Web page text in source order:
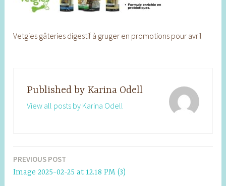
Vetgies gâteries digestif à gruger en promotions pour avril
Published by Karina Odell
View all posts by Karina Odell
Post
navigation
PREVIOUS POST
Image 2025-02-25 at 12.18 PM (3)